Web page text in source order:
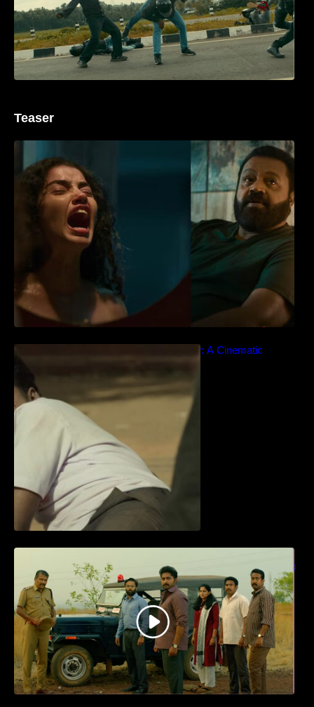
Teaser
‘ജെഎസ്‌കെ’ ടീസർ പുറത്ത്; വക്കീൽ
വേഷത്തിൽ നിറഞ്ഞാടി സുരേഷ് ഗോപി..
Idiyan Chandhu – Teaser: A Cinematic
എത്തുന്ന “പാർട്നെർസ്” പ്രേക്ഷക ശ്രദ്ധ
നേടിയ ടീസർ കാണാം..